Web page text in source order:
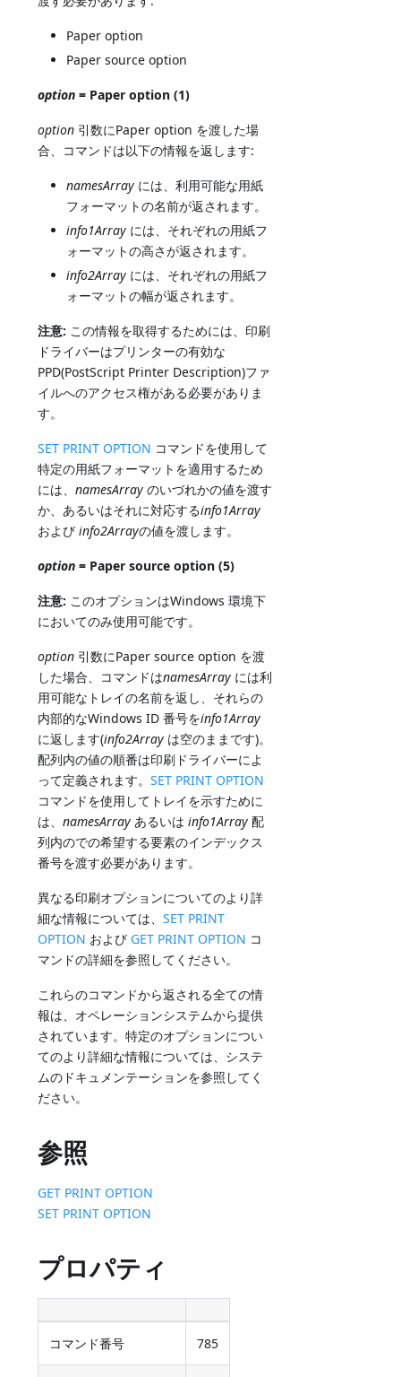
Paper option
Paper source option
option = Paper option (1)
option 引数にPaper option を渡した場
合、コマンドは以下の情報を返します:
namesArray には、利用可能な用紙
フォーマットの名前が返されます。
info1Array には、それぞれの用紙フ
ォーマットの高さが返されます。
info2Array には、それぞれの用紙フ
ォーマットの幅が返されます。
注意: この情報を取得するためには、印刷
ドライバーはプリンターの有効な
PPD(PostScript Printer Description)ファ
イルへのアクセス権がある必要がありま
す。
SET PRINT OPTION コマンドを使用して
特定の用紙フォーマットを適用するため
には、namesArray のいづれかの値を渡す
か、あるいはそれに対応するinfo1Array
およびinfo2Arrayの値を渡します。
option = Paper source option (5)
注意: このオプションはWindows 環境下
においてのみ使用可能です。
option 引数にPaper source option を渡
した場合、コマンドはnamesArray には利
用可能なトレイの名前を返し、それらの
内部的なWindows ID 番号をinfo1Array
に返します(info2Array は空のままです)。
配列内の値の順番は印刷ドライバーによ
って定義されます。SET PRINT OPTION
コマンドを使用してトレイを示すために
は、namesArray あるいはinfo1Array 配
列内のでの希望する要素のインデックス
番号を渡す必要があります。
異なる印刷オプションについてのより詳
細な情報については、SET PRINT
OPTION および GET PRINT OPTION コ
マンドの詳細を参照してください。
これらのコマンドから返される全ての情
報は、オペレーションシステムから提供
されています。特定のオプションについ
てのより詳細な情報については、システ
ムのドキュメンテーションを参照してく
ださい。
参照
GET PRINT OPTION
SET PRINT OPTION
プロパティ
コマンド番号 785